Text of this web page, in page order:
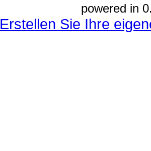
powered in
Erstellen Sie Ihre